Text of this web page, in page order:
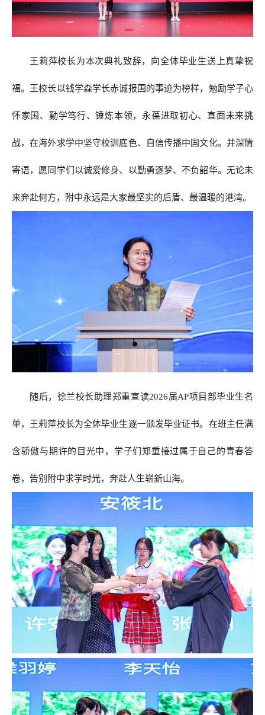
王莉萍校长为本次典礼致辞，向全体毕业生送上真挚祝
福。王校长以钱学森学长赤诚报国的事迹为榜样，勉励学子心
怀家国、勤学笃行、锤炼本领，永葆进取初心、直面未来挑
战，在海外求学中坚守校训底色、自信传播中国文化。并深情
寄语，愿同学们以诚爱修身、以勤勇逐梦、不负韶华。无论未
来奔赴何方，附中永远是大家最坚实的后盾、最温暖的港湾。
随后，徐兰校长助理郑重宣读2026届AP项目部毕业生名
单，王莉萍校长为全体毕业生逐一颁发毕业证书。在班主任满
含骄傲与期许的目光中，学子们郑重接过属于自己的青春答
卷，告别附中求学时光，奔赴人生崭新山海。